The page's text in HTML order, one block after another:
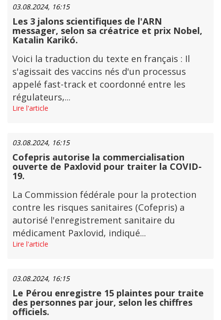
03.08.2024, 16:15
Les 3 jalons scientifiques de l'ARN
messager, selon sa créatrice et prix Nobel,
Katalin Karikó.
Voici la traduction du texte en français : Il
s'agissait des vaccins nés d'un processus
appelé fast-track et coordonné entre les
régulateurs,...
Lire l'article
03.08.2024, 16:15
Cofepris autorise la commercialisation
ouverte de Paxlovid pour traiter la COVID-
19.
La Commission fédérale pour la protection
contre les risques sanitaires (Cofepris) a
autorisé l'enregistrement sanitaire du
médicament Paxlovid, indiqué...
Lire l'article
03.08.2024, 16:15
Le Pérou enregistre 15 plaintes pour traite
des personnes par jour, selon les chiffres
officiels.